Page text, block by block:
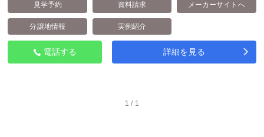
見学予約 資料請求 メーカーサイトへ
分譲地情報 実例紹介
電話する 詳細を見る
1 / 1